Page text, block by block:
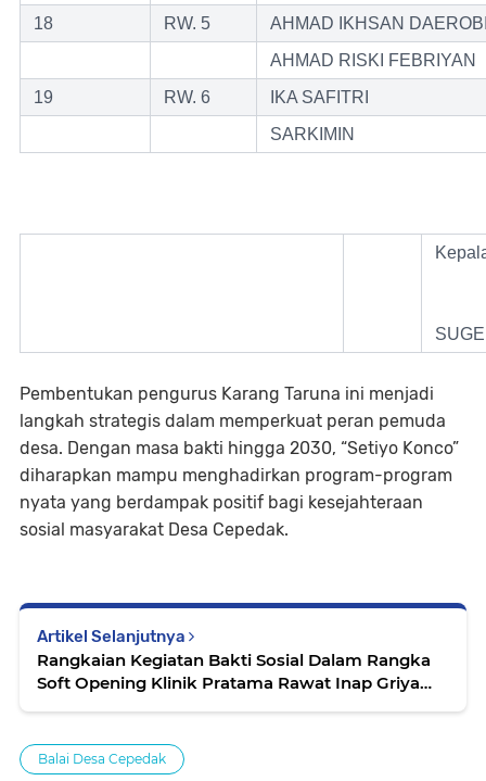
18
RW. 5
AHMAD IKHSAN
AHMAD RISKI FEBRIYAN
19
RW. 6
IKA SAFITRI
SARKIMIN
Pembentukan pengurus Karang Taruna ini menjadi
langkah strategis dalam memperkuat peran pemuda
desa. Dengan masa bakti hingga 2030, “Setiyo Konco”
diharapkan mampu menghadirkan program-program
nyata yang berdampak positif bagi kesejahteraan
sosial masyarakat Desa Cepedak.
Artikel Selanjutnya
Rangkaian Kegiatan Bakti Sosial Dalam Rangka
Soft Opening Klinik Pratama Rawat Inap Griya
Balai Desa Cepedak